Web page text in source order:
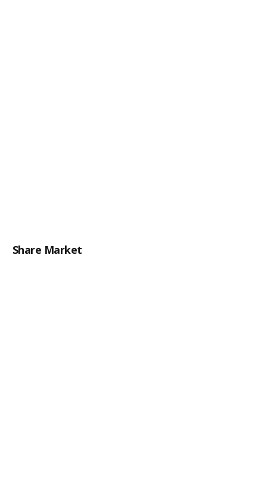
Share Market